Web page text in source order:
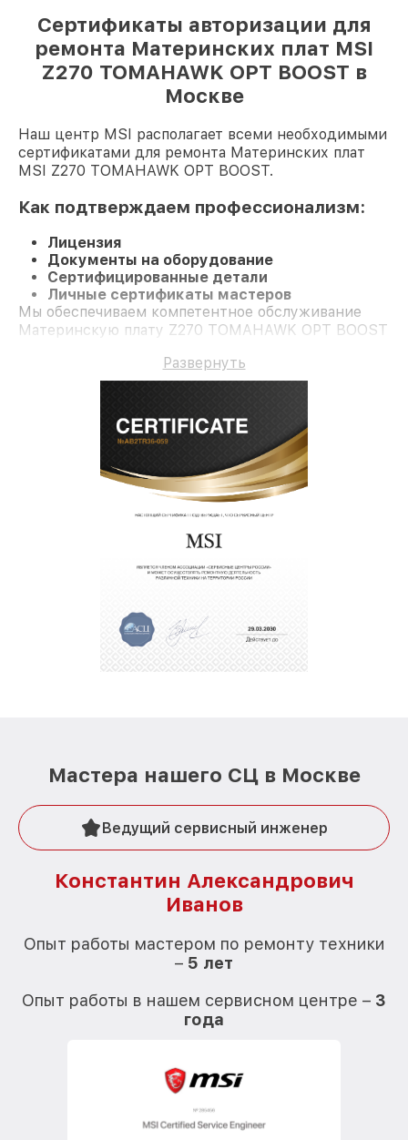
Сертификаты авторизации для
ремонта Материнских плат MSI
Z270 TOMAHAWK OPT BOOST в
Москве
Наш центр MSI располагает всеми необходимыми
сертификатами для ремонта Материнских плат
MSI Z270 TOMAHAWK OPT BOOST.
Как подтверждаем профессионализм:
Лицензия
Документы на оборудование
Сертифицированные детали
Личные сертификаты мастеров
Мы обеспечиваем компетентное обслуживание
Материнскую плату Z270 TOMAHAWK OPT BOOST
Развернуть
Мастера нашего СЦ в Москве
Ведущий сервисный инженер
Константин Александрович
Иванов
Опыт работы мастером по ремонту техники
– 5 лет
Опыт работы в нашем сервисном центре – 3
года